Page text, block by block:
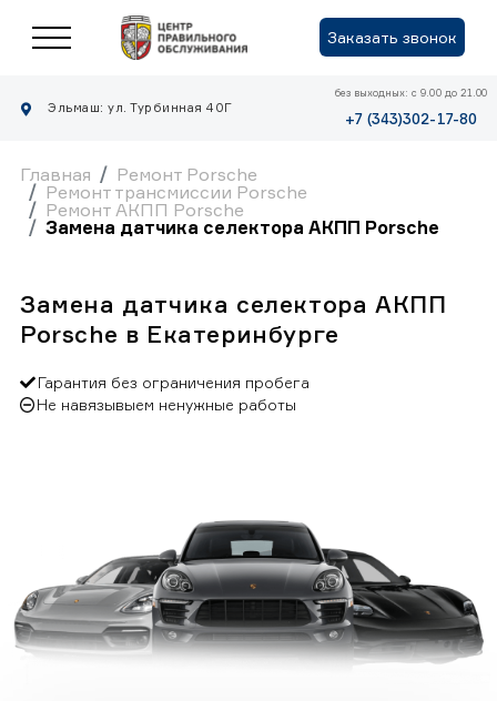
Заказать звонок
Эльмаш: ул. Турбинная 40Г
без выходных: с 9.00 до 21.00
+7 (343)302-17-80
Главная
Ремонт Porsche
Ремонт трансмиссии Porsche
Ремонт АКПП Porsche
Замена датчика селектора АКПП Porsche
Замена датчика селектора АКПП
Porsche в Екатеринбурге
Гарантия без ограничения пробега
Не навязывыем ненужные работы